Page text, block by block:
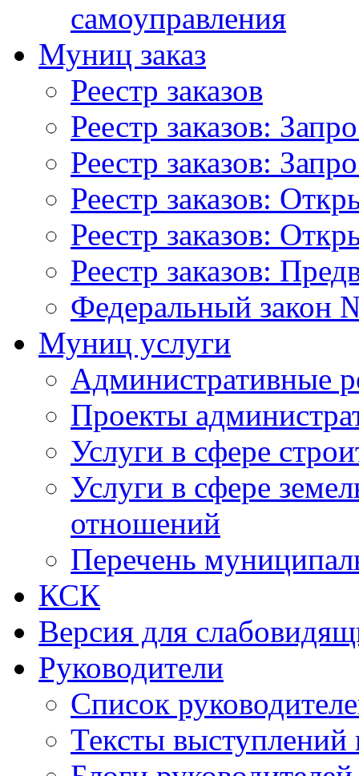
самоуправления
Муниц заказ
Реестр заказов
Реестр заказов:
Реестр заказов:
Реестр заказов:
Реестр заказов:
Реестр заказов:
Федеральный закон
Муниц услуги
Административные
Проекты
Услуги в сфере
Услуги в сфере
отношений
Перечень
КСК
Версия для
Руководители
Список
Тексты выступлений